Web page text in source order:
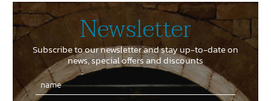
Newsletter
Subscribe to our newsletter and stay up-to-date on
news, special offers and discounts